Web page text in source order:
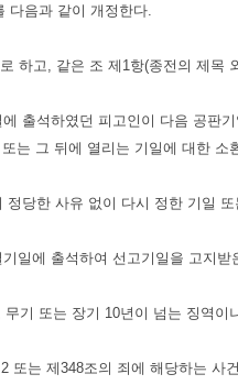
다음과 같이 개정한다.
하고, 같은 조 제1항(종전의 제
출석하였던 피고인이 다음 공판
는 그 뒤에 열리는 기일에 대한
당한 사유 없이 다시 정한 기일
일에 출석하여 선고기일을 고지
기 또는 장기 10년이 넘는 징역
또는 제348조의 죄에 해당하는 사